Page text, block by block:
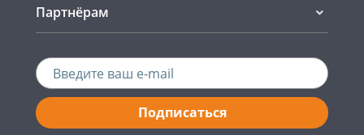
Партнёрам
Подписаться